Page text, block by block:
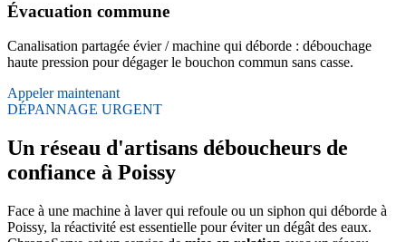
Évacuation commune
Canalisation partagée évier / machine qui déborde : débouchage
haute pression pour dégager le bouchon commun sans casse.
Appeler maintenant
DÉPANNAGE URGENT
Un réseau d'artisans déboucheurs de
confiance à Poissy
Face à une machine à laver qui refoule ou un siphon qui déborde à
Poissy, la réactivité est essentielle pour éviter un dégât des eaux.